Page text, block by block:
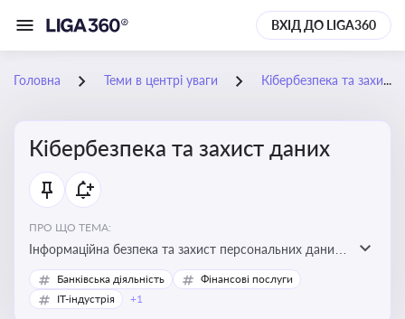
ВХІД ДО LIGA360
Головна Теми в центрі уваги Кібербезпека та захист даних
Кібербезпека та захист даних
ПРО ЩО ТЕМА:
Інформаційна безпека та захист персональних даних
на підприємстві
Банківська діяльність
Фінансові послуги
IT-індустрія
+1